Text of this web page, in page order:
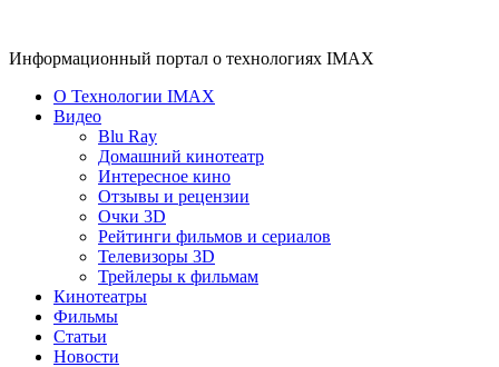
Информационный портал о технологиях IMAX
О Технологии IMAX
Видео
Blu Ray
Домашний кинотеатр
Интересное кино
Отзывы и рецензии
Очки 3D
Рейтинги фильмов и сериалов
Телевизоры 3D
Трейлеры к фильмам
Кинотеатры
Фильмы
Статьи
Новости